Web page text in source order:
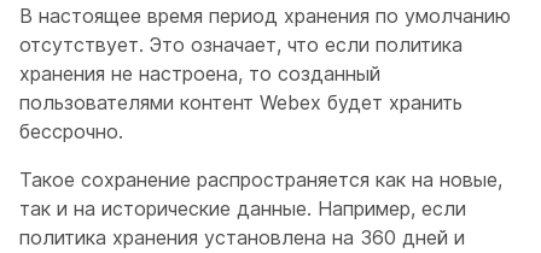
В настоящее время период хранения по умолчанию
отсутствует. Это означает, что если политика
хранения не настроена, то созданный
пользователями контент Webex будет хранить
бессрочно.
Такое сохранение распространяется как на новые,
так и на исторические данные. Например, если
политика хранения установлена на 360 дней и